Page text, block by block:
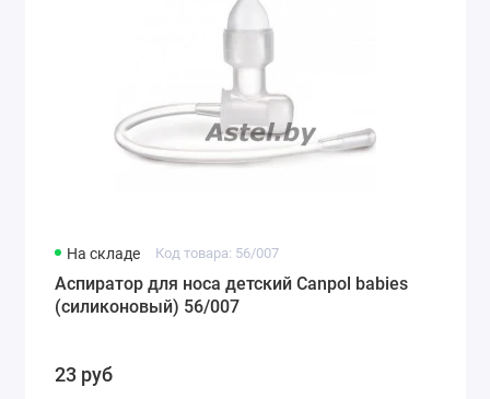
На складе Код товара: 56/007
Аспиратор для носа детский Canpol babies
(силиконовый) 56/007
23 руб